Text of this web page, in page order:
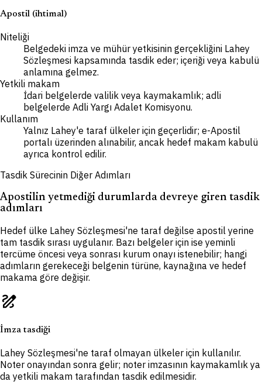
Apostil (ihtimal)
Niteliği
Belgedeki imza ve mühür yetkisinin gerçekliğini Lahey
Sözleşmesi kapsamında tasdik eder; içeriği veya kabulü
anlamına gelmez.
Yetkili makam
İdari belgelerde valilik veya kaymakamlık; adli
belgelerde Adli Yargı Adalet Komisyonu.
Kullanım
Yalnız Lahey'e taraf ülkeler için geçerlidir; e-Apostil
portalı üzerinden alınabilir, ancak hedef makam kabulü
ayrıca kontrol edilir.
Tasdik Sürecinin Diğer Adımları
Apostilin yetmediği durumlarda devreye giren tasdik
adımları
Hedef ülke Lahey Sözleşmesi'ne taraf değilse apostil yerine
tam tasdik sırası uygulanır. Bazı belgeler için ise yeminli
tercüme öncesi veya sonrası kurum onayı istenebilir; hangi
adımların gerekeceği belgenin türüne, kaynağına ve hedef
makama göre değişir.
draw
İmza tasdiği
Lahey Sözleşmesi'ne taraf olmayan ülkeler için kullanılır.
Noter onayından sonra gelir; noter imzasının kaymakamlık ya
da yetkili makam tarafından tasdik edilmesidir.